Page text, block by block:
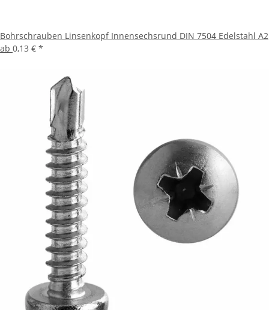
Bohrschrauben Linsenkopf Innensechsrund DIN 7504 Edelstahl A2
ab 0,13 € *